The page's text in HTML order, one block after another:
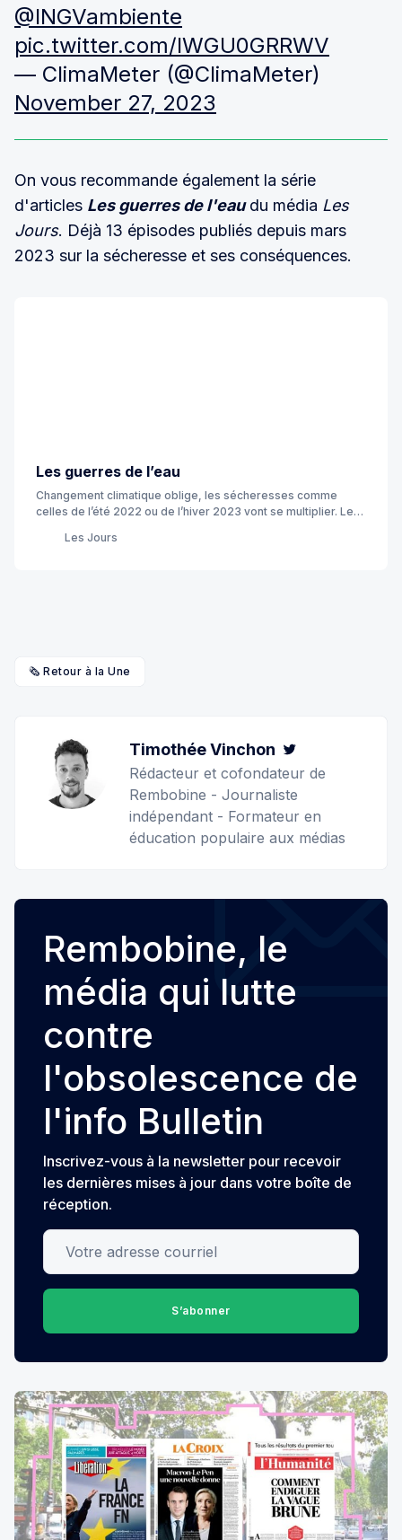
@INGVambiente
pic.twitter.com/lWGU0GRRWV
— ClimaMeter (@ClimaMeter)
November 27, 2023
On vous recommande également la série
d'articles Les guerres de l'eaudu média Les
Jours. Déjà 13 épisodes publiés depuis mars
2023 sur la sécheresse et ses conséquences.
Les guerres de l’eau
Changement climatique oblige, les sécheresses comme
celles de l’été 2022 ou de l’hiver 2023 vont se multiplier. Les
éclatent partout, entre agriculteurs, industriels, golfeurs,
Les Jours
🗞️ Retour à la Une
Timothée Vinchon
Rédacteur et cofondateur de
Rembobine - Journaliste
indépendant - Formateur en
éducation populaire aux médias
Rembobine, le
média qui lutte
contre
l'obsolescence de
l'info Bulletin
Inscrivez-vous à la newsletter pour recevoir
les dernières mises à jour dans votre boîte de
réception.
Votre adresse courriel
S’abonner